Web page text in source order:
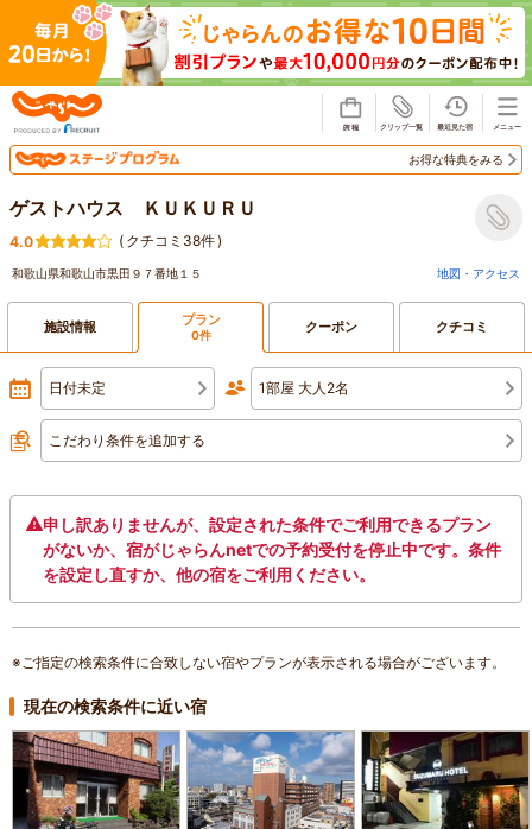
お得な特典をみる
ゲストハウス ＫＵＫＵＲＵ
4.0 ( クチコミ38件)
和歌山県和歌山市黒田９７番地１５ 地図・アクセス
施設情報 プラン
0件 クーポン クチコミ
日付未定 1部屋 大人2名
こだわり条件を追加する
申し訳ありませんが、設定された条件でご利用できるプラン
がないか、宿がじゃらんnetでの予約受付を停止中です。条件
を設定し直すか、他の宿をご利用ください。
※ご指定の検索条件に合致しない宿やプランが表示される場合がございます。
現在の検索条件に近い宿